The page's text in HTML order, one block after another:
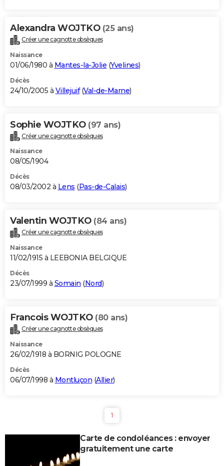
Alexandra WOJTKO (25 ans)
Créer une cagnotte obsèques
Naissance
01/06/1980 à Mantes-la-Jolie (Yvelines)
Décès
24/10/2005 à Villejuif(Val-de-Marne)
Sophie WOJTKO (97 ans)
Créer une cagnotte obsèques
Naissance
08/05/1904
Décès
08/03/2002 à Lens (Pas-de-Calais)
Valentin WOJTKO (84 ans)
Créer une cagnotte obsèques
Naissance
11/02/1915 à LEEBONIA BELGIQUE
Décès
23/07/1999 à Somain (Nord)
Francois WOJTKO (80 ans)
Créer une cagnotte obsèques
Naissance
26/02/1918 à BORNIG POLOGNE
Décès
06/07/1998 à Montluçon (Allier)
1
Carte de condoléances : envoyer
gratuitement une carte